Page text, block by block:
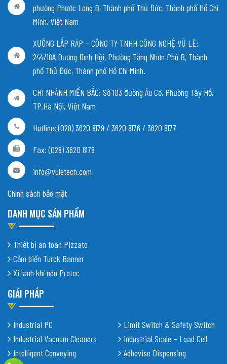
phường Phước Long B, Thành phố Thủ Đức, Thành phố Hồ Chí
Minh, Việt Nam
XƯỞNG LẮP RÁP – CÔNG TY TNHH CÔNG NGHỆ VŨ LÊ:
244/18A Dương Đình Hội, Phường Tăng Nhơn Phú B, Thành
phố Thủ Đức, Thành phố Hồ Chí Minh.
CHI NHÁNH MIỀN BẮC: Số 103 đường Âu Cơ, Phường Tây Hồ,
TP.Hà Nội, Việt Nam
Hotline: (028) 3620 8179 / 3620 8176 / 3620 8177
Fax: (028) 3620 8178
info@vuletech.com
Chính sách bảo mật
DANH MỤC SẢN PHẨM
Thiết bị an toàn Pizzato
Cảm biến Turck Banner
Xi lanh khí nén Protec
GIẢI PHÁP
Industrial PC
Industrial Vacuum Cleaners
Intelligent Conveying
Limit Switch & Safety Switch
Industrial Scale – Load Cell
Adhevise Dispensing